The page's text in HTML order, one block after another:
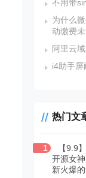
不用带
为什么
动缴费
阿里云
i4助手
热门文
1
【9.9
开源女
新火爆